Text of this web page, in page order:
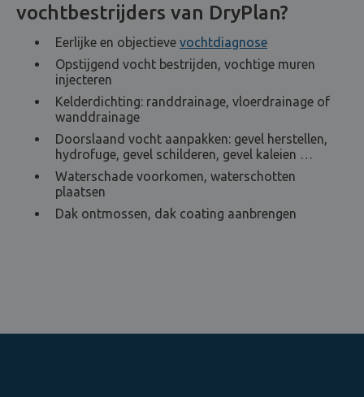
vochtbestrijders van DryPlan?
Eerlijke en objectieve vochtdiagnose
Opstijgend vocht bestrijden, vochtige muren
injecteren
Kelderdichting: randdrainage, vloerdrainage of
wanddrainage
Doorslaand vocht aanpakken: gevel herstellen,
hydrofuge, gevel schilderen, gevel kaleien …
Waterschade voorkomen, waterschotten
plaatsen
Dak ontmossen, dak coating aanbrengen